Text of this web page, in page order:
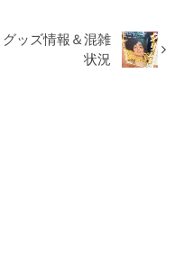
ッズ情報＆混雑
状況